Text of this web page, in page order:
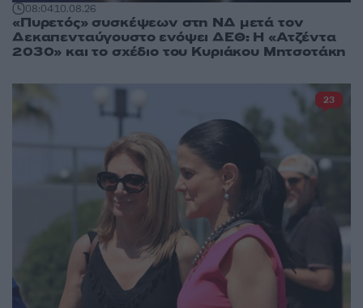
08:0410.08.26
«Πυρετός» συσκέψεων στη ΝΔ μετά τον
Δεκαπενταύγουστο ενόψει ΔΕΘ: Η «Ατζέντα
2030» και το σχέδιο του Κυριάκου Μητσοτάκη
23